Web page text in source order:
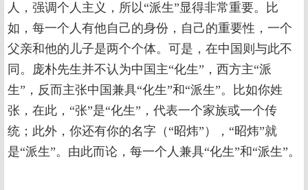
人，强调个人主义，所以“派生”显得非常重要。比
如，每一个人有他自己的身份，自己的重要性，一个
父亲和他的儿子是两个个体。可是，在中国则与此不
同。庞朴先生并不认为中国主“化生”，西方主“派
生”，反而主张中国兼具“化生”和“派生”。比如你姓
张，在此，“张”是“化生”，代表一个家族或一个传
统；此外，你还有你的名字（“昭炜”），“昭炜”就
是“派生”。由此而论，每一个人兼具“化生”和“派生”。